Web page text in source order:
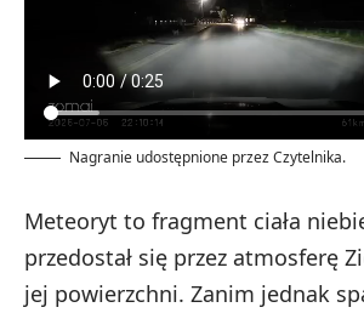
Nagranie udostępnione przez Czytelnika.
Meteoryt to fragment ciała
przedostał się przez atmosferę
jej powierzchni. Zanim jednak